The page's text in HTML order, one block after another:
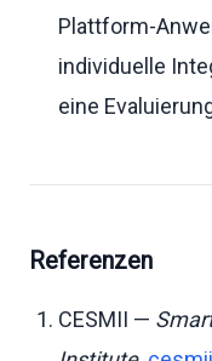
Plattform-
individuelle
eine
Referenzen
CESMII —